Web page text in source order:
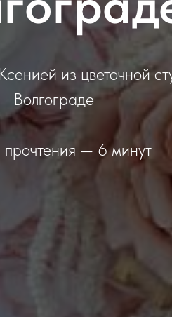
из цветочной
Волгограде
— 6 минут